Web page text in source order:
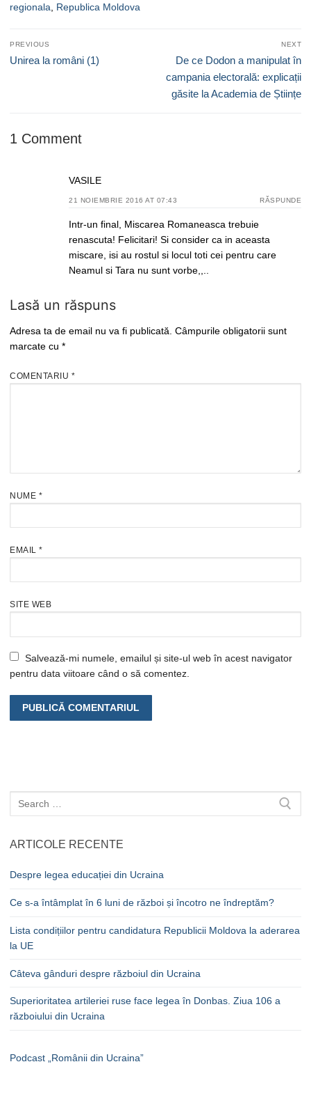
regionala
Republica Moldova
Navigare
în
PREVIOUS
Previous
Unirea la români (1)
NEXT
Next
post:
De ce Dodon a manipulat în
campania electorală: explicații
găsite la Academia de Științe
1 Comment
VASILE
21 NOIEMBRIE 2016 AT 07:43 RĂSPUNDE
Intr-un final, Miscarea Romaneasca trebuie
renascuta! Felicitari! Si consider ca in aceasta
miscare, isi au rostul si locul toti cei pentru care
Neamul si Tara nu sunt vorbe,,..
Lasă un răspuns
Adresa ta de email nu va fi publicată. Câmpurile obligatorii sunt
marcate cu *
COMENTARIU *
NUME *
EMAIL *
SITE WEB
Salvează-mi numele, emailul și site-ul web în acest navigator
pentru data viitoare când o să comentez.
Caută
după:
ARTICOLE RECENTE
Despre legea educației din Ucraina
Ce s-a întâmplat în 6 luni de război și încotro ne îndreptăm?
Lista condițiilor pentru candidatura Republicii Moldova la aderarea
la UE
Câteva gânduri despre războiul din Ucraina
Superioritatea artileriei ruse face legea în Donbas. Ziua 106 a
războiului din Ucraina
Podcast „Românii din Ucraina”